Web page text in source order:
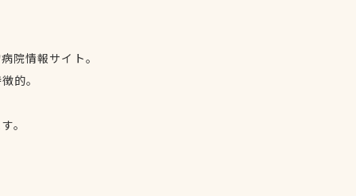
院情報サイト。
的。
。